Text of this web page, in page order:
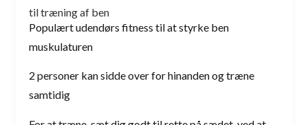
til træning af ben
Populært udendørs fitness til at styrke ben
muskulaturen
2 personer kan sidde over for hinanden og træne
samtidig